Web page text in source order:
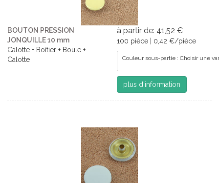
BOUTON PRESSION
JONQUILLE 10 mm
Calotte + Boîtier + Boule +
Calotte
à partir de: 41,52 €
100 pièce | 0,42 €/pièce
Couleur sous-partie : Choisir une
plus d'information